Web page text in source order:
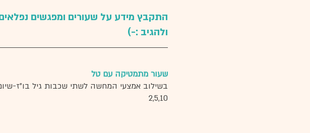
התקבץ מידע על שעורים ומפגשים
ולהגיב :-)
שעור מתמטיקה עם טל
בשילוב אמצעי המחשה לשתי שכבות גיל בו"ז-
2,5,10